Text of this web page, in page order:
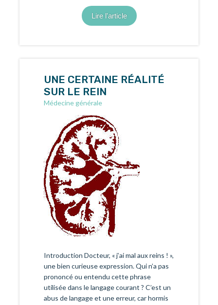
Lire l'article
UNE CERTAINE RÉALITÉ
SUR LE REIN
Médecine générale
Introduction Docteur, « j’ai mal aux reins ! »,
une bien curieuse expression. Qui n’a pas
prononcé ou entendu cette phrase
utilisée dans le langage courant ? C’est un
abus de langage et une erreur, car hormis